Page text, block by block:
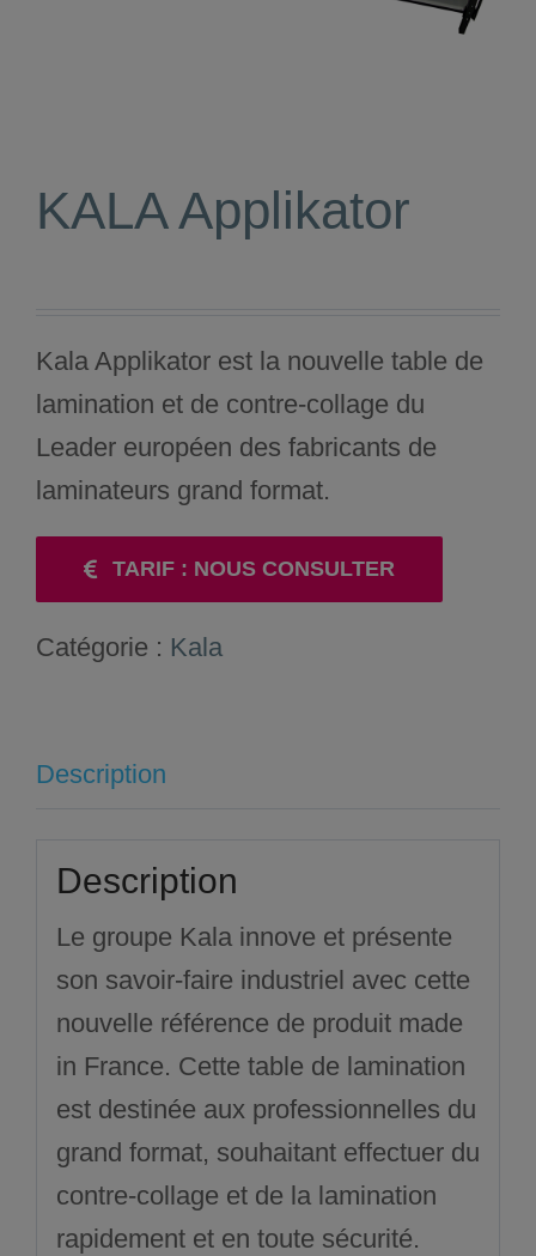
KALA Applikator
Kala Applikator est la nouvelle table de
lamination et de contre-collage du
Leader européen des fabricants de
laminateurs grand format.
TARIF : NOUS CONSULTER
Catégorie : Kala
Description
Description
Le groupe Kala innove et présente
son savoir-faire industriel avec cette
nouvelle référence de produit made
in France. Cette table de lamination
est destinée aux professionnelles du
grand format, souhaitant effectuer du
contre-collage et de la lamination
rapidement et en toute sécurité.